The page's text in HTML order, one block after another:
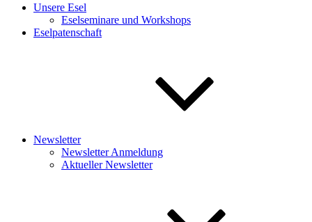
Unsere Esel
Eselseminare und Workshops
Eselpatenschaft
Newsletter
Newsletter Anmeldung
Aktueller Newsletter